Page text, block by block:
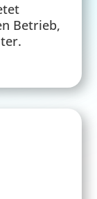
Betrieb,